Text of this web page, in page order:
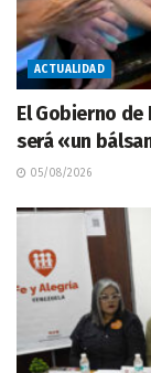
ACTUALIDAD
El Gobierno
será «un
05/08/2026